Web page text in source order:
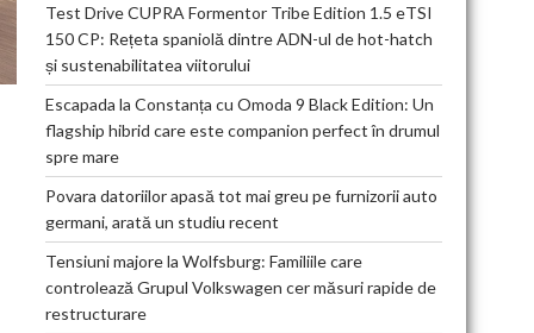
Test Drive CUPRA Formentor Tribe Edition 1.5 eTSI
150 CP: Rețeta spaniolă dintre ADN-ul de hot-hatch
și sustenabilitatea viitorului
Escapada la Constanța cu Omoda 9 Black Edition: Un
flagship hibrid care este companion perfect în drumul
spre mare
Povara datoriilor apasă tot mai greu pe furnizorii auto
germani, arată un studiu recent
Tensiuni majore la Wolfsburg: Familiile care
controlează Grupul Volkswagen cer măsuri rapide de
restructurare